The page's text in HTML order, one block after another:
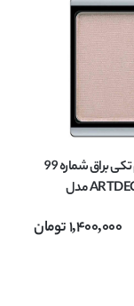
سایه چشم تکی براق شماره 99
آرت دکو ARTDECO مدل
1,400,000تومان